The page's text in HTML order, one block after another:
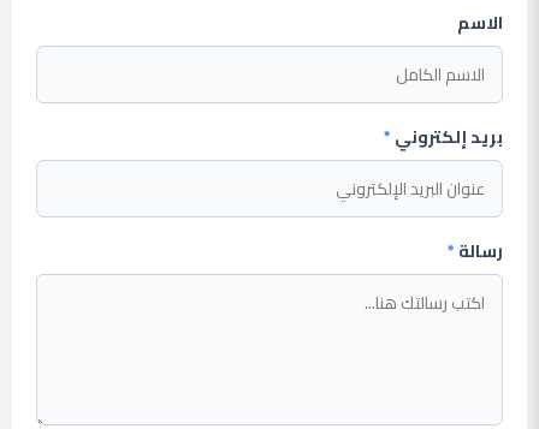
الاسم
بريد إلكتروني*
رسالة*